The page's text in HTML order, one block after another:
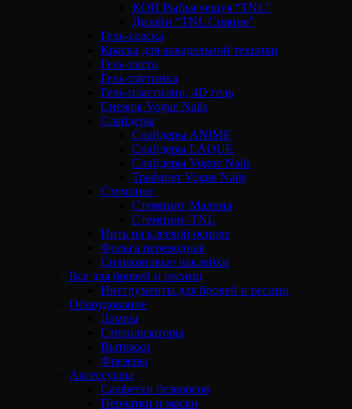
КОИ Рыбья чешуя “TNL”
Дизайн “TNL Сияние”
Гель-краска
Краска для акварельной техники
Гель-паста
Гель-паутинка
Гель-пластилин, 4D гель
Снежок Vogue Nails
Слайдеры
Слайдеры ANIME
Слайдеры LAQUE
Слайдеры Vogue Nails
Трафарет Vogue Nails
Стемпинг
Стемпинг Малина
Стемпинг-TNL
Нить на клеевой основе
Фольга переводная
Силиконовые наклейки
Все для бровей и ресниц
Инструменты для бровей и ресниц
Оборудование
Лампы
Стерилизаторы
Вытяжки
Фрезеры
Аксессуары
Салфетки безворсов
Перчатки и маски